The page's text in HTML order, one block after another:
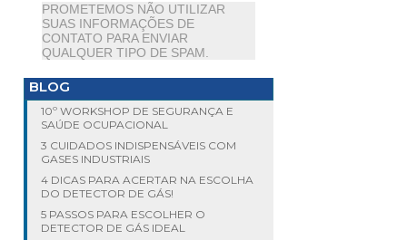
PROMETEMOS NÃO UTILIZAR
SUAS INFORMAÇÕES DE
CONTATO PARA ENVIAR
QUALQUER TIPO DE SPAM.
BLOG
10º WORKSHOP DE SEGURANÇA E
SAÚDE OCUPACIONAL
3 CUIDADOS INDISPENSÁVEIS COM
GASES INDUSTRIAIS
4 DICAS PARA ACERTAR NA ESCOLHA
DO DETECTOR DE GÁS!
5 PASSOS PARA ESCOLHER O
DETECTOR DE GÁS IDEAL